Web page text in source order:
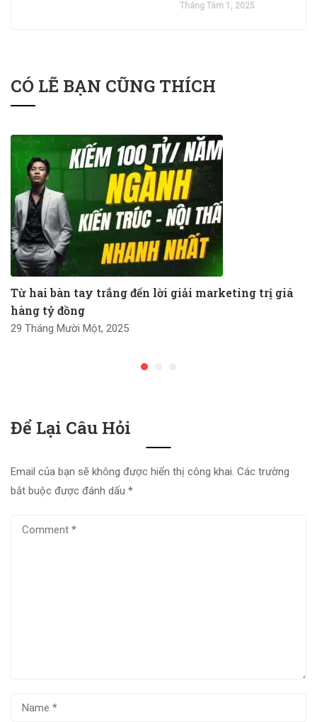
Tháng Tám 1, 2025
CÓ LẼ BẠN CŨNG THÍCH
Từ hai bàn tay trắng đến lời giải marketing trị giá
hàng tỷ đồng
29 Tháng Mười Một, 2025
Để Lại Câu Hỏi
Email của bạn sẽ không được hiển thị công khai. Các trường
bắt buộc được đánh dấu *